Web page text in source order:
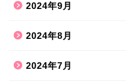
2024年9月
2024年8月
2024年7月